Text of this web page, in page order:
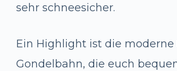
sehr schneesicher.
Ein Highlight ist die moderne
Gondelbahn, die euch